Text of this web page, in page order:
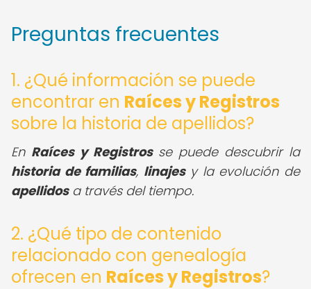
Preguntas frecuentes
1. ¿Qué información se puede
encontrar en Raíces y Registros
sobre la historia de apellidos?
En Raíces y Registrosse puede descubrir la
historia de familias, linajesy la evolución de
apellidosa través del tiempo.
2. ¿Qué tipo de contenido
relacionado con genealogía
ofrecen en Raíces y Registros?